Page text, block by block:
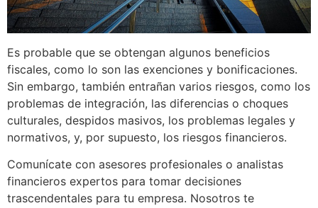
Es probable que se obtengan algunos beneficios
fiscales, como lo son las exenciones y bonificaciones.
Sin embargo, también entrañan varios riesgos, como los
problemas de integración, las diferencias o choques
culturales, despidos masivos, los problemas legales y
normativos, y, por supuesto, los riesgos financieros.
Comunícate con asesores profesionales o analistas
financieros expertos para tomar decisiones
trascendentales para tu empresa. Nosotros te